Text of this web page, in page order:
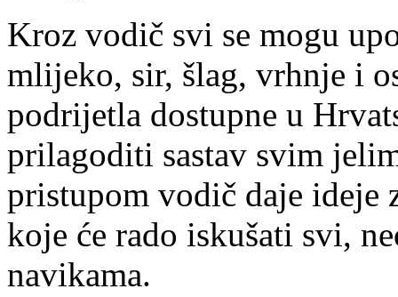
Kroz vodič svi se mogu
mlijeko, sir, šlag, vrhnje i
podrijetla dostupne u
prilagoditi sastav svim
pristupom vodič daje ideje
koje će rado iskušati svi,
navikama.